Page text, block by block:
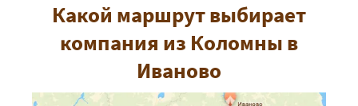
Какой маршрут выбирает
компания из Коломны в
Иваново